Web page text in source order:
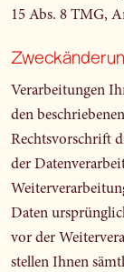
15 Abs. 8 TMG,
Verarbeitungen
den
Rechtsvorschrift
der
Daten
vor der
stellen Ihnen